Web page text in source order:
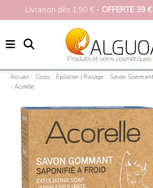
Livraison dès 1,90 € -OFFERTE
Accueil Corps Epilation | Rasage
Savon
- Acorelle